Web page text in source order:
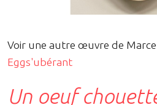
Voir une autre œuvre de
Eggs'ubérant
Un oeuf